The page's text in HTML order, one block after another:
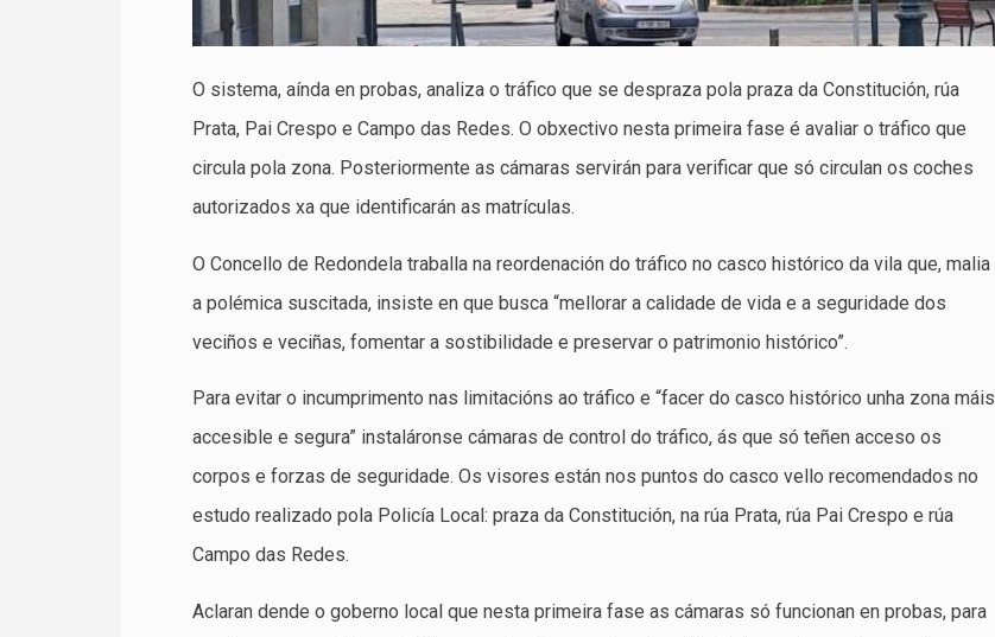
O sistema, aínda en probas, analiza o tráfico que se despraza pola praza da Constitución, rúa
Prata, Pai Crespo e Campo das Redes. O obxectivo nesta primeira fase é avaliar o tráfico que
circula pola zona. Posteriormente as cámaras servirán para verificar que só circulan os coches
autorizados xa que identificarán as matrículas.
O Concello de Redondela traballa na reordenación do tráfico no casco histórico da vila que, malia
a polémica suscitada, insiste en que busca “mellorar a calidade de vida e a seguridade dos
veciños e veciñas, fomentar a sostibilidade e preservar o patrimonio histórico”.
Para evitar o incumprimento nas limitacións ao tráfico e “facer do casco histórico unha zona máis
accesible e segura” instaláronse cámaras de control do tráfico, ás que só teñen acceso os
corpos e forzas de seguridade. Os visores están nos puntos do casco vello recomendados no
estudo realizado pola Policía Local: praza da Constitución, na rúa Prata, rúa Pai Crespo e rúa
Campo das Redes.
Aclaran dende o goberno local que nesta primeira fase as cámaras só funcionan en probas, para